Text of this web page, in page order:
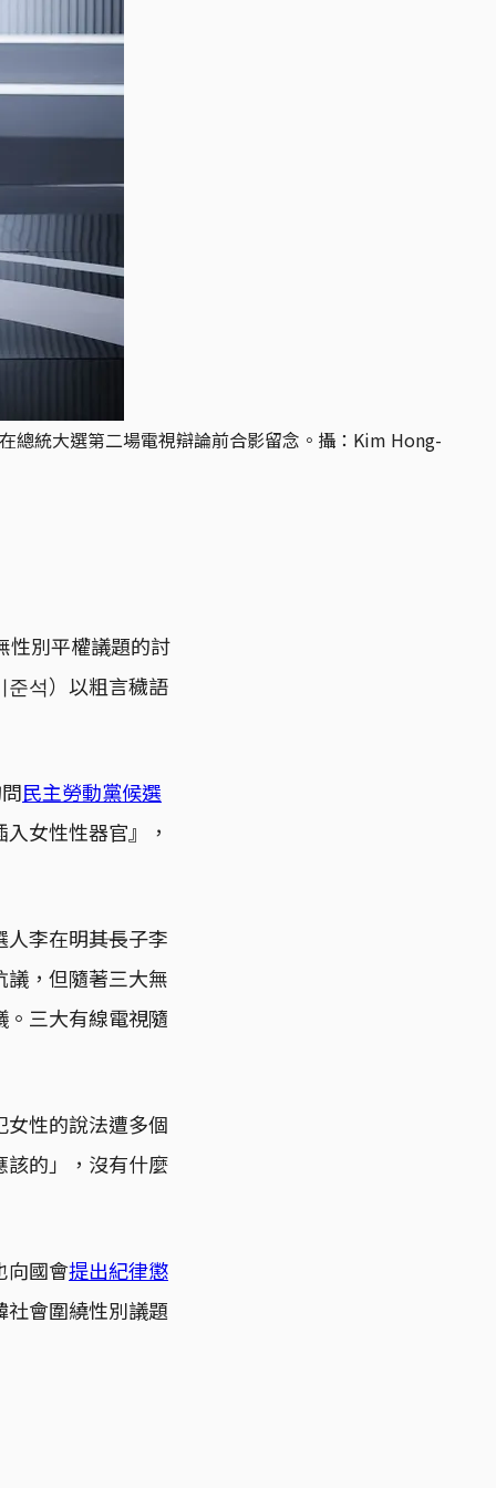
總統大選第二場電視辯論前合影留念。攝：Kim Hong-
性別平權議題的討
준석）以粗言穢語
民主勞動黨候選
女性性器官』，
李在明――其長子李
，但隨著三大無
三大有線電視隨
性的說法遭多個
該的」，沒有什麼
向國會提出紀律懲
會圍繞性別議題